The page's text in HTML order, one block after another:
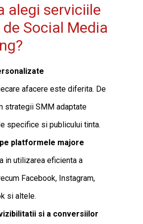
alegi serviciile
Social Media
afacere este diferita. De
strategii SMM adaptate
specifice si publicului tinta.
platformele majore
in utilizarea eficienta a
Facebook, Instagram,
si altele.
si a conversiilor